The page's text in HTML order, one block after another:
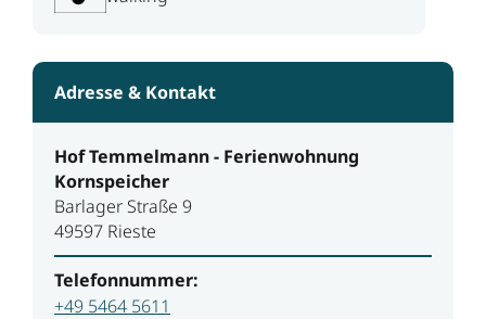
Adresse & Kontakt
Hof Temmelmann - Ferienwohnung
Kornspeicher
Barlager Straße 9
49597 Rieste
Telefonnummer:
+49 5464 5611